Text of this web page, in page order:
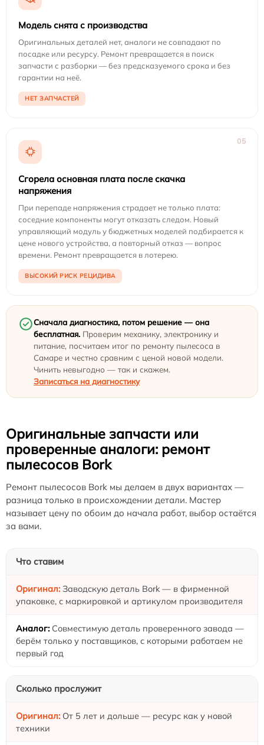
Модель снята с производства
Оригинальных деталей нет, аналоги не совпадают по
посадке или ресурсу. Ремонт превращается в поиск
запчасти с разборки — без предсказуемого срока и без
гарантии на неё.
НЕТ ЗАПЧАСТЕЙ
05
Сгорела основная плата после скачка
напряжения
При перепаде напряжения страдает не только плата:
соседние компоненты могут отказать следом. Новый
управляющий модуль у бюджетных моделей подбирается к
цене нового устройства, а повторный отказ — вопрос
времени. Ремонт превращается в лотерею.
ВЫСОКИЙ РИСК РЕЦИДИВА
Сначала диагностика, потом решение — она
бесплатная. Проверим механику, электронику и
питание, посчитаем итог по ремонту пылесоса в
Самаре и честно сравним с ценой новой модели.
Чинить невыгодно — так и скажем.
Записаться на диагностику
Оригинальные запчасти или
проверенные аналоги: ремонт
пылесосов Bork
Ремонт пылесосов Bork мы делаем в двух вариантах —
разница только в происхождении детали. Мастер
называет цену по обоим до начала работ, выбор остаётся
за вами.
Что ставим
Заводскую деталь Bork — в фирменной
упаковке, с маркировкой и артикулом производителя
Совместимую деталь проверенного завода —
берём только у поставщиков, с которыми работаем не
первый год
Сколько прослужит
От 5 лет и дольше — ресурс как у новой
техники